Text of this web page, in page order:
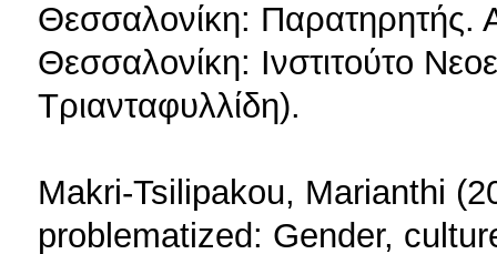
Θεσσαλονίκη:
Θεσσαλονίκη: Ινστιτούτο
Τριανταφυλλίδη).
Μakri-Tsilipakou, Marianthi
problematized: Gender,